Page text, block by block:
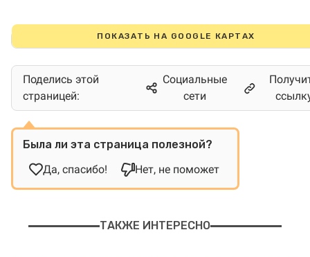
ПОКАЗАТЬ НА GOOGLE КАРТАХ
Поделись этой
страницей:
Социальные
сети
Была ли эта страница полезной?
Да, спасибо!
Нет, не поможет
ТАКЖЕ ИНТЕРЕСНО